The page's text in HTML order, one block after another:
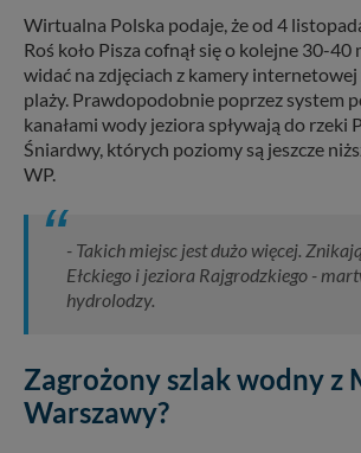
Wirtualna Polska podaje, że od 4
Roś koło Pisza cofnął się o kolejne 30-
widać na zdjęciach z kamery
plaży. Prawdopodobnie poprzez system
kanałami wody jeziora spływają do rzeki
Śniardwy, których poziomy są jeszcze
WP.
- Takich miejsc jest dużo więcej.
Ełckiego i jeziora Rajgrodzkiego -
hydrolodzy.
Zagrożony szlak wodny z
Warszawy?